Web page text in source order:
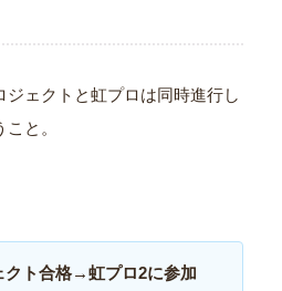
ェクトと虹プロは同時進行し
と。
クト合格→虹プロ2に参加